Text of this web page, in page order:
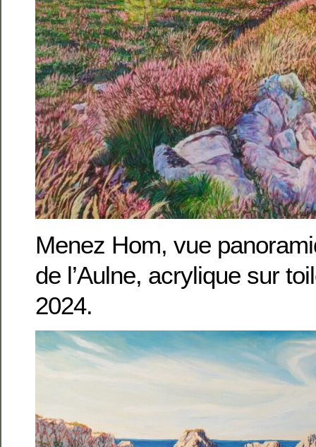
Menez Hom, vue
de l’Aulne, acrylique sur
2024.